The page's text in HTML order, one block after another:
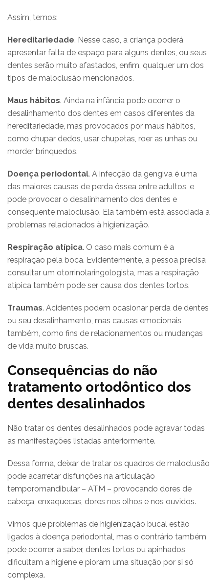
Assim, temos:
Hereditariedade. Nesse caso, a criança poderá
apresentar falta de espaço para alguns dentes, ou seus
dentes serão muito afastados, enfim, qualquer um dos
tipos de maloclusão mencionados.
Maus hábitos. Ainda na infância pode ocorrer o
desalinhamento dos dentes em casos diferentes da
hereditariedade, mas provocados por maus hábitos,
como chupar dedos, usar chupetas, roer as unhas ou
morder brinquedos.
Doença periodontal. A infecção da gengiva é uma
das maiores causas de perda óssea entre adultos, e
pode provocar o desalinhamento dos dentes e
consequente maloclusão. Ela também está associada a
problemas relacionados à higienização.
Respiração atípica. O caso mais comum é a
respiração pela boca. Evidentemente, a pessoa precisa
consultar um otorrinolaringologista, mas a respiração
atípica também pode ser causa dos dentes tortos.
Traumas. Acidentes podem ocasionar perda de dentes
ou seu desalinhamento, mas causas emocionais
também, como fins de relacionamentos ou mudanças
de vida muito bruscas.
Consequências do não
tratamento ortodôntico dos
dentes desalinhados
Não tratar os dentes desalinhados pode agravar todas
as manifestações listadas anteriormente.
Dessa forma, deixar de tratar os quadros de maloclusão
pode acarretar disfunções na articulação
temporomandibular – ATM – provocando dores de
cabeça, enxaquecas, dores nos olhos e nos ouvidos.
Vimos que problemas de higienização bucal estão
ligados à doença periodontal, mas o contrário também
pode ocorrer, a saber, dentes tortos ou apinhados
dificultam a higiene e pioram uma situação por si só
complexa.